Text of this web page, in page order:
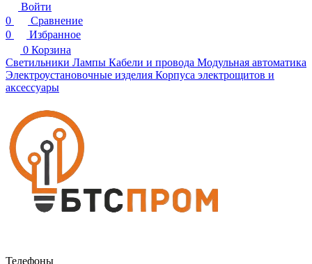
Войти
0
Сравнение
0
Избранное
0 Корзина
Светильники Лампы Кабели и провода Модульная автоматика
Электроустановочные изделия Корпуса электрощитов и
аксессуары
Телефоны